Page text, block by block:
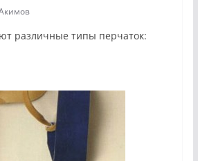
различные типы перчаток: